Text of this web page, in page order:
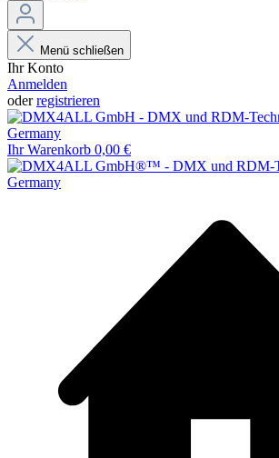
Menü schließen
Ihr Konto
Anmelden
oderregistrieren
Ihr Warenkorb 0,00 €